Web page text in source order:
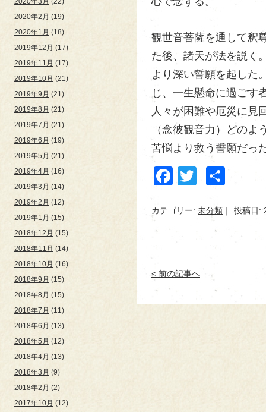
2020年2月 (19)
2020年1月 (18)
2019年12月 (17)
2019年11月 (17)
2019年10月 (21)
2019年9月 (21)
2019年8月 (21)
2019年7月 (21)
2019年6月 (19)
2019年5月 (21)
2019年4月 (16)
2019年3月 (14)
2019年2月 (12)
2019年1月 (15)
2018年12月 (15)
2018年11月 (14)
2018年10月 (16)
2018年9月 (15)
2018年8月 (15)
2018年7月 (11)
2018年6月 (13)
2018年5月 (12)
2018年4月 (13)
2018年3月 (9)
2018年2月 (2)
2017年10月 (12)
観世音菩薩を通して釈
た後、諸天が法を説く
より深い誓願を起した
じ、一生懸命に過ごす
人々が困難や厄災に見
（念彼観音力）どの
苦悩より救う誓願だっ
Facebook
Twitter
共
カテゴリー: 未分類 投稿日:
< 前の記事へ